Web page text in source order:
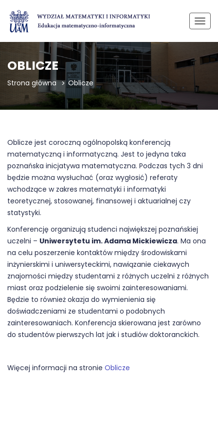
OBLICZE
Strona główna Oblicze
Oblicze jest coroczną ogólnopolską konferencją
matematyczną i informatyczną. Jest to jedyna taka
poznańska inicjatywa matematyczna. Podczas tych 3 dni
będzie można wysłuchać (oraz wygłosić) referaty
wchodzące w zakres matematyki i informatyki
teoretycznej, stosowanej, finansowej i aktuarialnej czy
statystyki.
Konferencję organizują studenci największej poznańskiej
uczelni – Uniwersytetu im. Adama Mickiewicza. Ma ona
na celu poszerzenie kontaktów między środowiskami
inżynierskimi i uniwersyteckimi, nawiązanie ciekawych
znajomości między studentami z różnych uczelni z różnych
miast oraz podzielenie się swoimi zainteresowaniami.
Będzie to również okazja do wymienienia się
doświadczeniami ze studentami o podobnych
zainteresowaniach. Konferencja skierowana jest zarówno
do studentów pierwszych lat jak i studiów doktoranckich.
Więcej informacji na stronie Oblicze